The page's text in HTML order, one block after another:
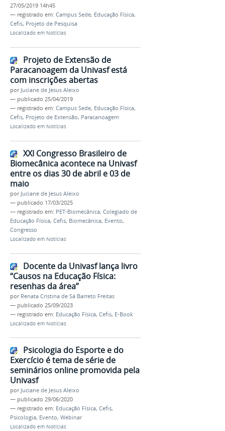
27/05/2019 14h45
— registrado em: Campus Sede, Educação Física,
Cefis, Projeto de Pesquisa
Localizado em Notícias
Projeto de Extensão de
Paracanoagem da Univasf está
com inscrições abertas
por Juciane de Jesus Aleixo
— publicado 25/04/2019
— registrado em: Campus Sede, Educação Física,
Cefis, Projeto de Extensão, Paracanoagem
Localizado em Notícias
XXI Congresso Brasileiro de
Biomecânica acontece na Univasf
entre os dias 30 de abril e 03 de
maio
por Juciane de Jesus Aleixo
— publicado 17/03/2025
— registrado em: PET-Biomecânica, Colegiado de
Educação Física, Cefis, Biomecânica, Evento,
Congresso
Localizado em Notícias
Docente da Univasf lança livro
“Causos na Educação Física:
resenhas da área”
por Renata Cristina de Sá Barreto Freitas
— publicado 25/09/2023
— registrado em: Educação Física, Cefis, E-Book
Localizado em Notícias
Psicologia do Esporte e do
Exercício é tema de série de
seminários online promovida pela
Univasf
por Juciane de Jesus Aleixo
— publicado 29/06/2020
— registrado em: Educação Física, Cefis,
Psicologia, Evento, Webinar
Localizado em Notícias